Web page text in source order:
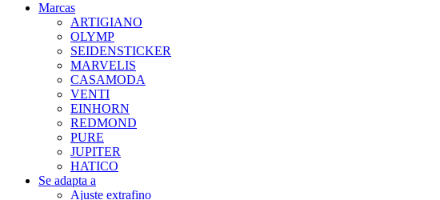
Marcas
ARTIGIANO
OLYMP
SEIDENSTICKER
MARVELIS
CASAMODA
VENTI
EINHORN
REDMOND
PURE
JUPITER
HATICO
Se adapta a
Ajuste extrafino